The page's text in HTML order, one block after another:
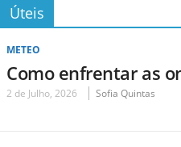
Úteis
METEO
Como enfrentar as
2 de Julho, 2026 Sofia Quintas